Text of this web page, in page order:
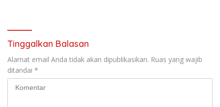
Tinggalkan Balasan
Alamat email Anda tidak akan dipublikasikan. Ruas yang wajib
ditandai *